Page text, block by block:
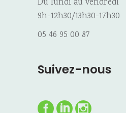
Du lundi au vendredi
9h-12h30/13h30-17h30
05 46 95 00 87
Suivez-nous